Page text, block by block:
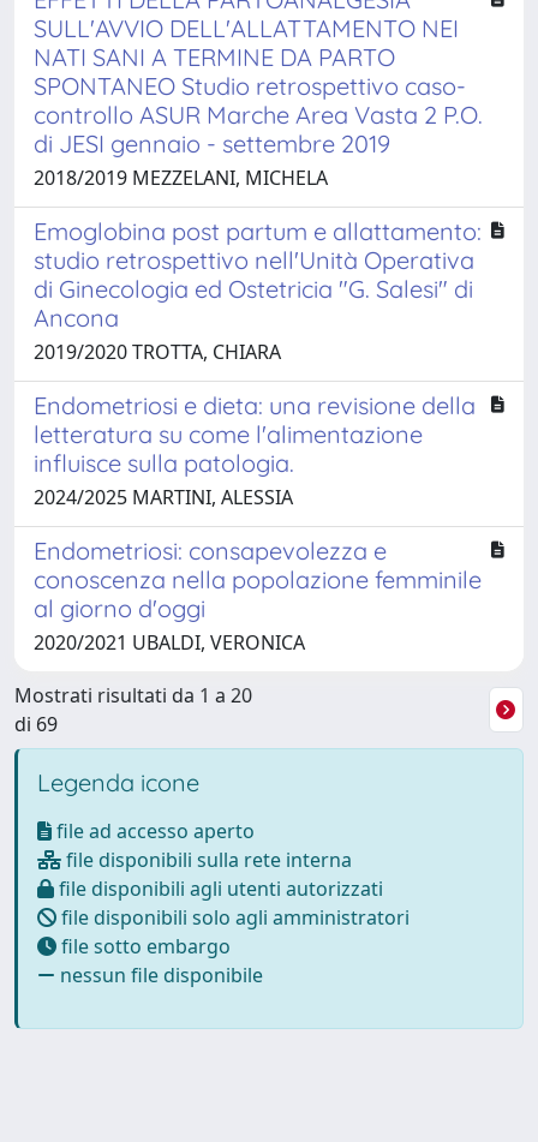
SULL'AVVIO DELL'ALLATTAMENTO NEI
NATI SANI A TERMINE DA PARTO
SPONTANEO Studio retrospettivo caso-
controllo ASUR Marche Area Vasta 2 P.O.
di JESI gennaio - settembre 2019
2018/2019 MEZZELANI, MICHELA
Emoglobina post partum e allattamento:
studio retrospettivo nell'Unità Operativa
di Ginecologia ed Ostetricia "G. Salesi" di
Ancona
2019/2020 TROTTA, CHIARA
Endometriosi e dieta: una revisione della
letteratura su come l'alimentazione
influisce sulla patologia.
2024/2025 MARTINI, ALESSIA
Endometriosi: consapevolezza e
conoscenza nella popolazione femminile
al giorno d'oggi
2020/2021 UBALDI, VERONICA
Mostrati risultati da 1 a 20
di 69
Legenda icone
file ad accesso aperto
file disponibili sulla rete interna
file disponibili agli utenti autorizzati
file disponibili solo agli amministratori
file sotto embargo
nessun file disponibile